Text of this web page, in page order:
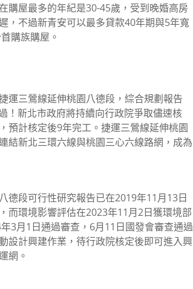
購屋最多的年紀是30-45歲，受到晚婚高房
，不過新青安可以最多貸款40年期與5年寬
購族購屋。
運三鶯線延伸桃園八德段，綜合規劃報告
！新北市政府將持續向行政院爭取儘速核
預計核定後9年完工。捷運三鶯線延伸桃園
結新北三環六線與桃園三心六線路網，成為
德段可行性研究報告已在2019年11月13日
而環境影響評估在2023年11月2日獲環境部
3月1日通過審查，6月11日國發會審查通過
設計興建作業，待行政院核定後即可進入興
網。